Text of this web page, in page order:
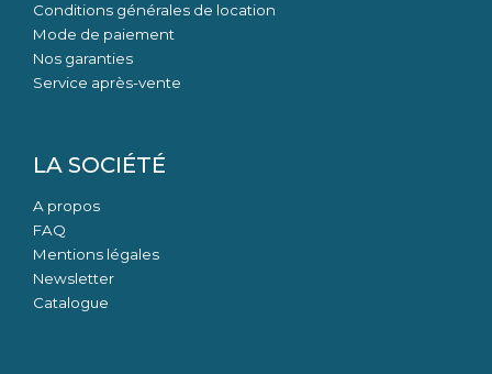
Conditions générales de location
Mode de paiement
Nos garanties
Service après-vente
LA SOCIÉTÉ
A propos
FAQ
Mentions légales
Newsletter
Catalogue